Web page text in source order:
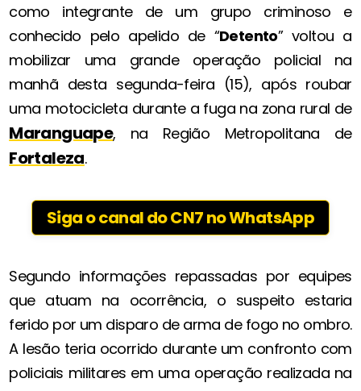
como integrante de um grupo criminoso e
conhecido pelo apelido de “Detento” voltou a
mobilizar uma grande operação policial na
manhã desta segunda-feira (15), após roubar
uma motocicleta durante a fuga na zona rural de
Maranguape, na Região Metropolitana de
Fortaleza.
Siga o canal do CN7 no WhatsApp
Segundo informações repassadas por equipes
que atuam na ocorrência, o suspeito estaria
ferido por um disparo de arma de fogo no ombro.
A lesão teria ocorrido durante um confronto com
policiais militares em uma operação realizada na